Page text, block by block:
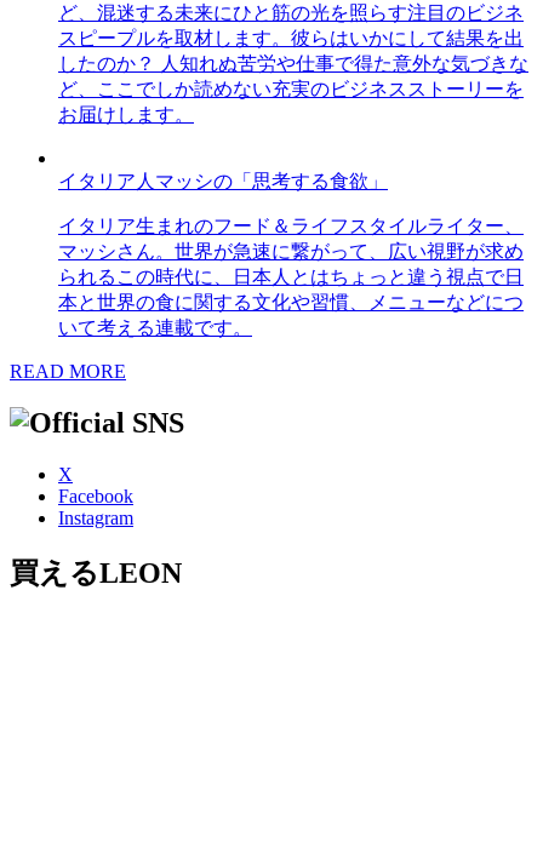
ど、混迷する未来にひと筋の光を照らす注目のビジネ
スピープルを取材します。彼らはいかにして結果を出
したのか？ 人知れぬ苦労や仕事で得た意外な気づきな
ど、ここでしか読めない充実のビジネスストーリーを
お届けします。
イタリア人マッシの「思考する食欲」
イタリア生まれのフード＆ライフスタイルライター、
マッシさん。世界が急速に繋がって、広い視野が求め
られるこの時代に、日本人とはちょっと違う視点で日
本と世界の食に関する文化や習慣、メニューなどにつ
いて考える連載です。
READ MORE
X
Facebook
Instagram
買えるLEON